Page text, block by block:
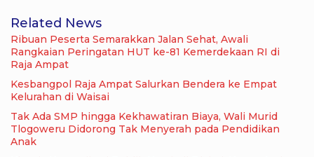
Related News
Ribuan Peserta Semarakkan Jalan Sehat, Awali
Rangkaian Peringatan HUT ke-81 Kemerdekaan RI di
Raja Ampat
Kesbangpol Raja Ampat Salurkan Bendera ke Empat
Kelurahan di Waisai
Tak Ada SMP hingga Kekhawatiran Biaya, Wali Murid
Tlogoweru Didorong Tak Menyerah pada Pendidikan
Anak